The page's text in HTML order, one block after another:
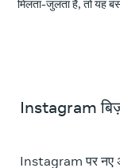
मिलता-जुलता है, तो यह बस
Instagram
Instagram पर नए